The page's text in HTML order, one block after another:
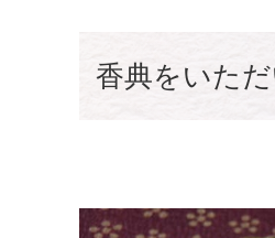
香典をいた